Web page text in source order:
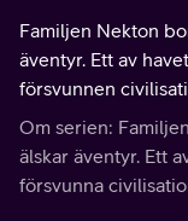
Familjen Nekton
äventyr. Ett av
försvunnen
sökt efter denna
Om serien:
älskar äventyr. Ett
försvunna